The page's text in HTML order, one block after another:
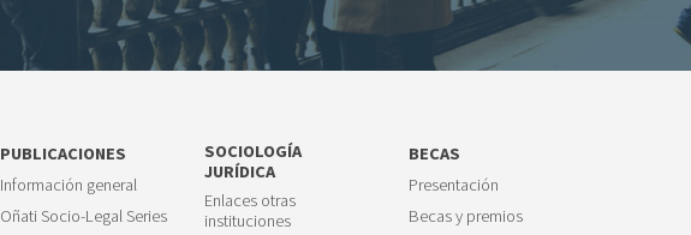
PUBLICACIONES
Información general
Oñati Socio-Legal Series
SOCIOLOGÍA
JURÍDICA
Enlaces otras
instituciones
BECAS
Presentación
Becas y premios